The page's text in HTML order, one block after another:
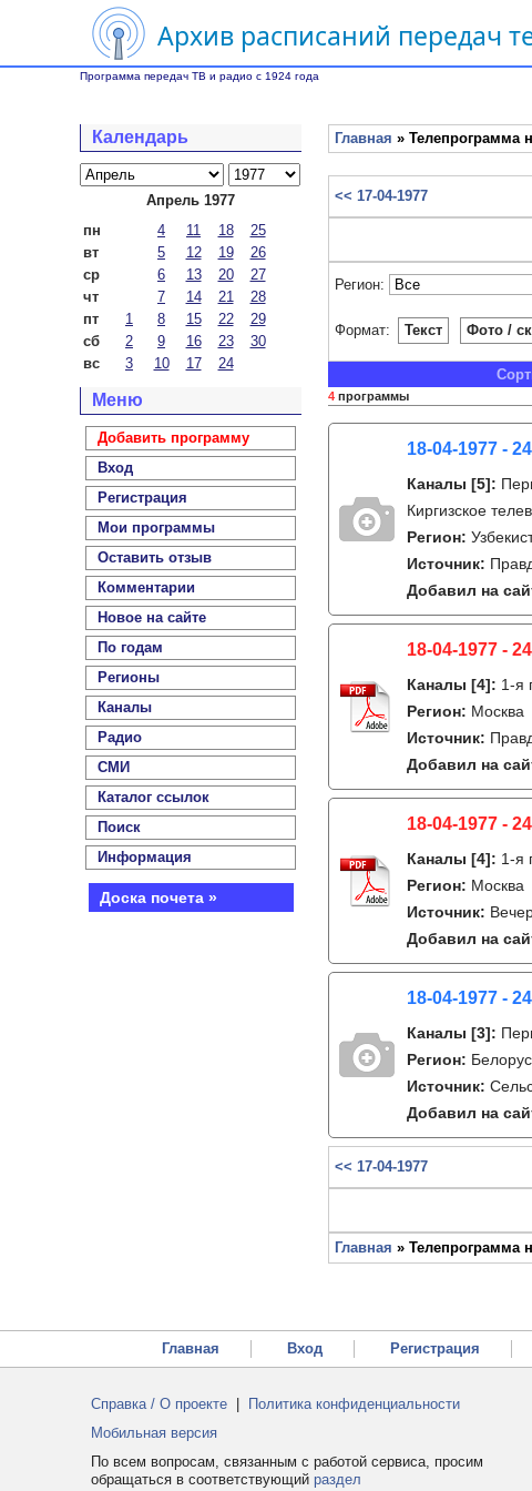
Архив расписаний передач
Программа передач ТВ и радио с 1924 года
Календарь
Апрель 1977
пн
4 11 18
25
вт
5 12 19
26
ср
6 13 20
27
чт
7 14 21
28
пт
1 8 15 22
29
сб
2 9 16 23
30
вс
3 10 17 24
Меню
Добавить программу
Вход
Регистрация
Мои программы
Оставить отзыв
Комментарии
Новое на сайте
По годам
Регионы
Каналы
Радио
СМИ
Каталог ссылок
Поиск
Информация
Доска почета »
Главная » Телепрограмма
<< 17-04-1977
Регион:
Формат: Текст Фото /
4 программы
18-04-1977 -
Каналы [5]:
Киргизское
Регион:
Источник:
Добавил на
18-04-1977 -
Каналы [4]: 1-я
Регион: Москва
Источник:
Добавил на
18-04-1977 -
Каналы [4]: 1-я
Регион: Москва
Источник:
Добавил на
18-04-1977 -
Каналы [3]:
Регион:
Источник:
Добавил на
<< 17-04-1977
Главная » Телепрограмма
Главная Вход Регистрация
Справка / О проекте
Политика конфиденциальности
Мобильная версия
По всем вопросам, связанным с работой сервиса, просим
обращаться в соответствующий раздел